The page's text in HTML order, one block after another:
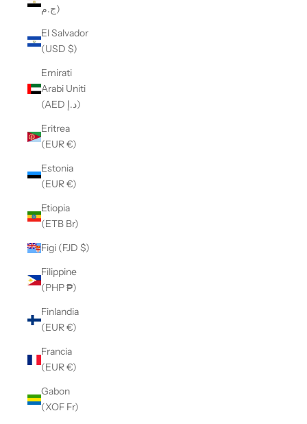
ج.م)
El Salvador
(USD $)
Emirati
Arabi Uniti
(AED د.إ)
Eritrea
(EUR €)
Estonia
(EUR €)
Etiopia
(ETB Br)
Figi (FJD $)
Filippine
(PHP ₱)
Finlandia
(EUR €)
Francia
(EUR €)
Gabon
(XOF Fr)